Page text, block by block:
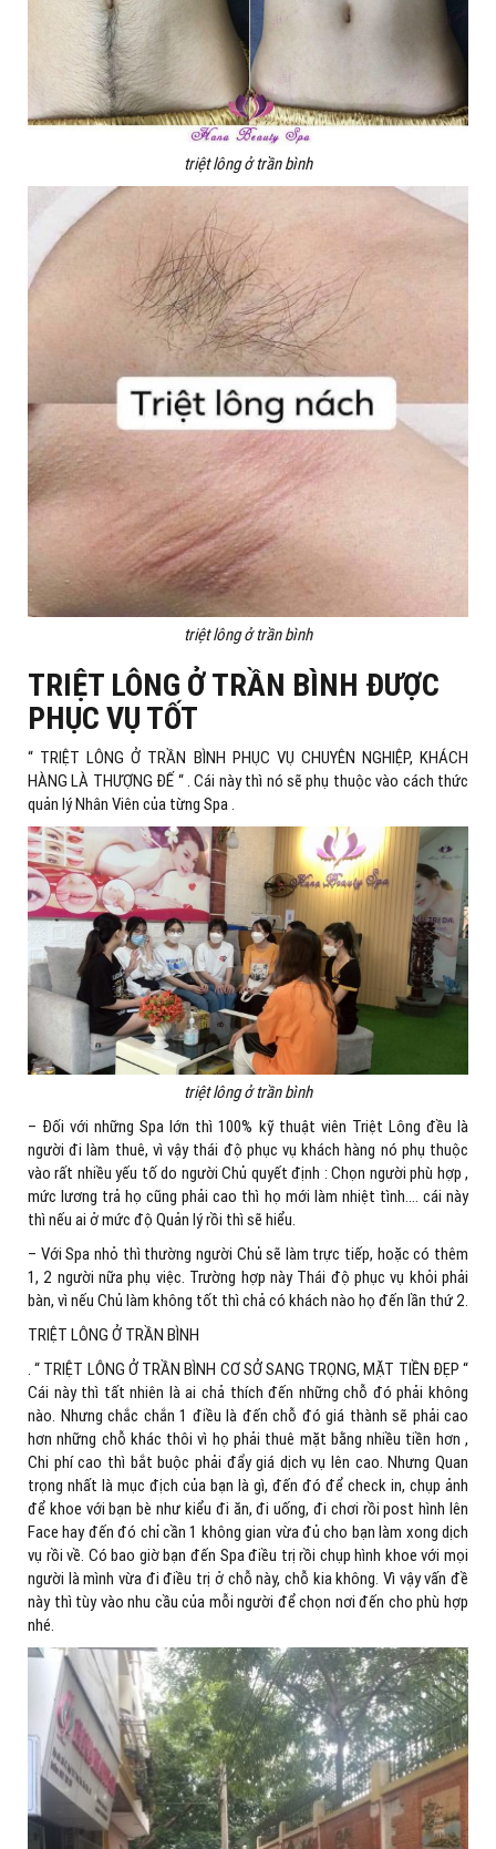
triệt lông ở trần bình
triệt lông ở trần bình
TRIỆT LÔNG Ở TRẦN BÌNH ĐƯỢC
PHỤC VỤ TỐT
“ TRIỆT LÔNG Ở TRẦN BÌNH PHỤC VỤ CHUYÊN NGHIỆP, KHÁCH
HÀNG LÀ THƯỢNG ĐẾ “ . Cái này thì nó sẽ phụ thuộc vào cách thức
quản lý Nhân Viên của từng Spa .
triệt lông ở trần bình
– Đối với những Spa lớn thì 100% kỹ thuật viên Triệt Lông đều là
người đi làm thuê, vì vậy thái độ phục vụ khách hàng nó phụ thuộc
vào rất nhiều yếu tố do người Chủ quyết định : Chọn người phù hợp ,
mức lương trả họ cũng phải cao thì họ mới làm nhiệt tình…. cái này
thì nếu ai ở mức độ Quản lý rồi thì sẽ hiểu.
– Với Spa nhỏ thì thường người Chủ sẽ làm trực tiếp, hoặc có thêm
1, 2 người nữa phụ việc. Trường hợp này Thái độ phục vụ khỏi phải
bàn, vì nếu Chủ làm không tốt thì chả có khách nào họ đến lần thứ 2.
TRIỆT LÔNG Ở TRẦN BÌNH
. “ TRIỆT LÔNG Ở TRẦN BÌNH CƠ SỞ SANG TRỌNG, MẶT TIỀN ĐẸP “
Cái này thì tất nhiên là ai chả thích đến những chỗ đó phải không
nào. Nhưng chắc chắn 1 điều là đến chỗ đó giá thành sẽ phải cao
hơn những chỗ khác thôi vì họ phải thuê mặt bằng nhiều tiền hơn ,
Chi phí cao thì bắt buộc phải đẩy giá dịch vụ lên cao. Nhưng Quan
trọng nhất là mục địch của bạn là gì, đến đó để check in, chụp ảnh
để khoe với bạn bè như kiểu đi ăn, đi uống, đi chơi rồi post hình lên
Face hay đến đó chỉ cần 1 không gian vừa đủ cho bạn làm xong dịch
vụ rồi về. Có bao giờ bạn đến Spa điều trị rồi chụp hình khoe với mọi
người là mình vừa đi điều trị ở chỗ này, chỗ kia không. Vì vậy vấn đề
này thì tùy vào nhu cầu của mỗi người để chọn nơi đến cho phù hợp
nhé.